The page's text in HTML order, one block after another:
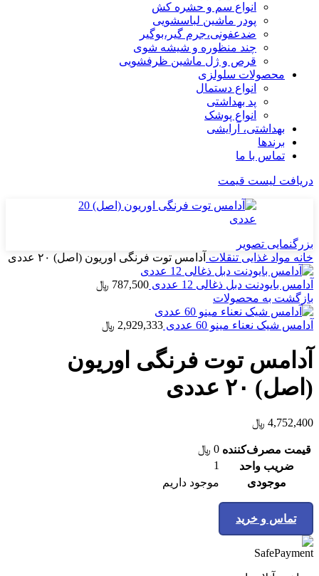
انواع سم و حشره کش
پودر ماشین لباسشویی
ضدعفونی،جرم گیر،بوگیر
چند منظوره و شیشه شوی
قرص و ژل ماشین ظرفشویی
محصولات سلولزی
انواع دستمال
پد بهداشتی
انواع پوشک
بهداشتی، آرایشی
برندها
تماس با ما
دریافت لیست قیمت
بزرگنمایی تصویر
خانه مواد غذایی تنقلات آدامس توت فرنگی اوریون (اصل) ۲۰ عددی
آدامس بایودنت دبل ذغالی 12 عددی 787,500 ﷼
بازگشت به محصولات
آدامس شیک نعناء مینو 60 عددی 2,929,333 ﷼
آدامس توت فرنگی اوریون
(اصل) ۲۰ عددی
4,752,400 ﷼
قیمت مصرف‌کننده 0 ﷼
ضریب واحد
1
موجودی
موجود داریم
تماس و خرید